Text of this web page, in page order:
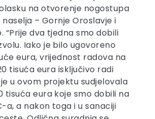
na otvorenje nogostupa
– Gornje Oroslavje i
“Prije dva tjedna smo dobili
Iako je bilo ugovoreno
eura, vrijednost radova na
tisuća eura isključivo radi
u ovom projektu sudjelovala
tisuća eura koje smo dobili na
a, a nakon toga i u sanaciji